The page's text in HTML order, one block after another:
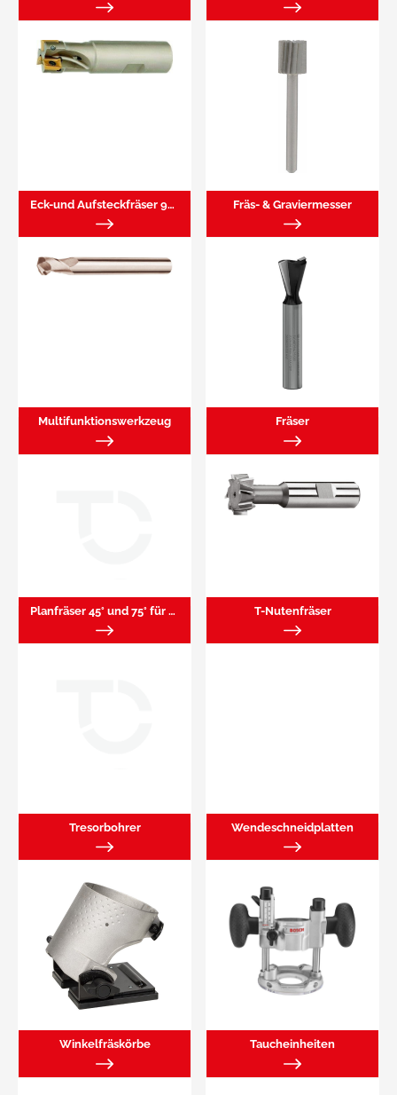
Eck-und Aufsteckfräser 90° für WP Fräs- & Graviermesser
Multifunktionswerkzeug Fräser
Planfräser 45° und 75° für WP T-Nutenfräser
Tresorbohrer Wendeschneidplatten
Winkelfräskörbe Taucheinheiten